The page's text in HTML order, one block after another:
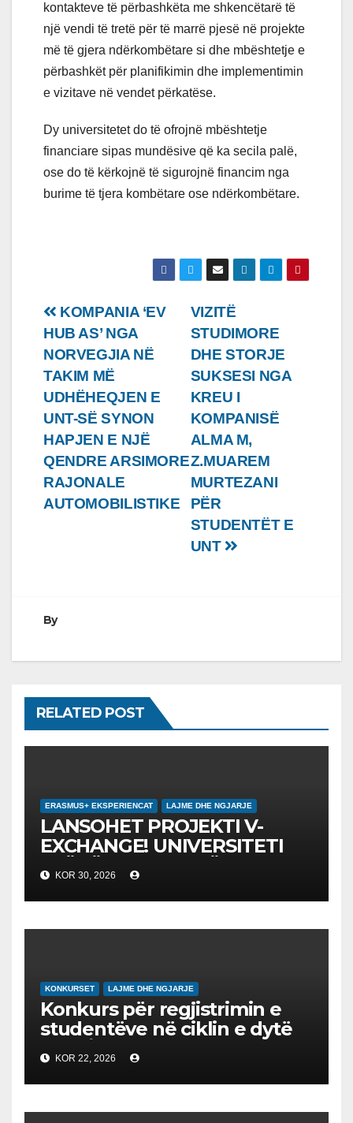
kontakteve të përbashkëta me shkencëtarë të
një vendi të tretë për të marrë pjesë në projekte
më të gjera ndërkombëtare si dhe mbështetje e
përbashkët për planifikimin dhe implementimin
e vizitave në vendet përkatëse.
Dy universitetet do të ofrojnë mbështetje
financiare sipas mundësive që ka secila palë,
ose do të kërkojnë të sigurojnë financim nga
burime të tjera kombëtare ose ndërkombëtare.
Lëvizje
te
postimet
VIZITË
STUDIMORE
DHE STORJE
SUKSESI NGA
KREU I
KOMPANISË
ALMA M,
Z.MUAREM
MURTEZANI
PËR
STUDENTËT E
UNT
KOMPANIA ‘EV
HUB AS’ NGA
NORVEGJIA NË
TAKIM MË
UDHËHEQJEN E
UNT-SË SYNON
HAPJEN E NJË
QENDRE ARSIMORE
RAJONALE
AUTOMOBILISTIKE
By
RELATED POST
ERASMUS+ EKSPERIENCAT LAJME DHE NGJARJE
LANSOHET PROJEKTI V-
EXCHANGE! UNIVERSITETI
“NËNË TEREZA” NË SHKUP
UDHËHEQ NISMËN
NDËRKOMBËTARE PËR
EDUKIMIN DIGJITAL DHE
KOR 30, 2026
KONKURSET LAJME DHE NGJARJE
Konkurs për regjistrimin e
studentëve në ciklin e dytë
2026/2027 – Конкурс за
запишување на студенти
на втор циклус студии за
2026/2027
KOR 22, 2026